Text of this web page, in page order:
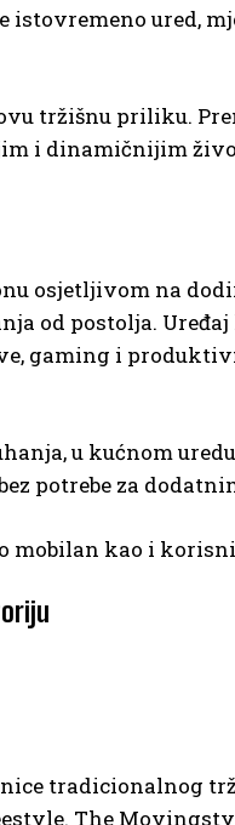
ured,
tržišnu priliku.
i dinamičnijim
osjetljivom na
od postolja.
gaming i
u kućnom
potrebe za
mobilan kao i
tradicionalnog
The